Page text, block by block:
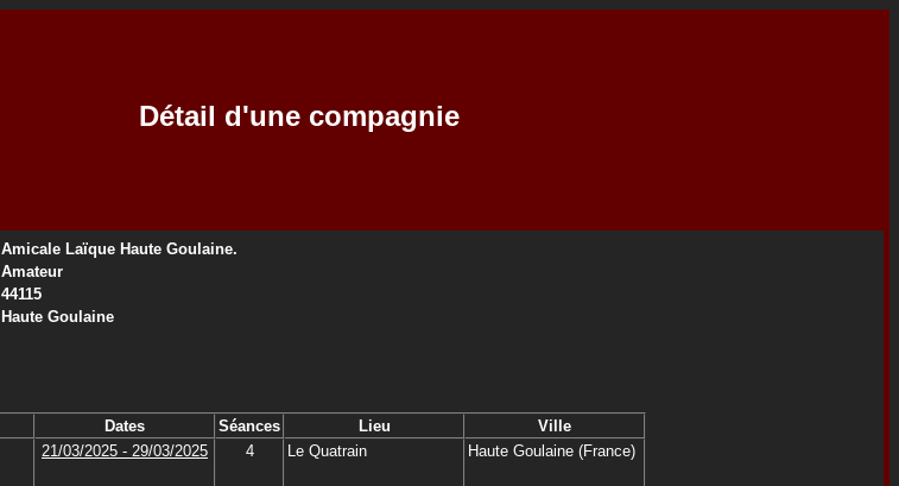
Détail d'une compagnie
Amicale Laïque Haute Goulaine.
Amateur
44115
Haute Goulaine
Dates Séances Lieu
Ville
21/03/2025 - 29/03/2025 4 Le Quatrain Haute Goulaine (France)